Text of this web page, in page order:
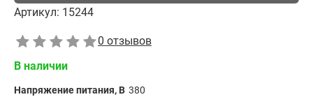
Артикул: 15244
0 отзывов
В наличии
Напряжение питания, В 380